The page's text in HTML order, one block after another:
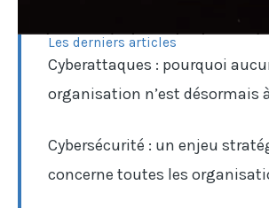
Les derniers articles
Cyberattaques : pourquoi
organisation n’est désormais
Cybersécurité : un enjeu
concerne toutes les